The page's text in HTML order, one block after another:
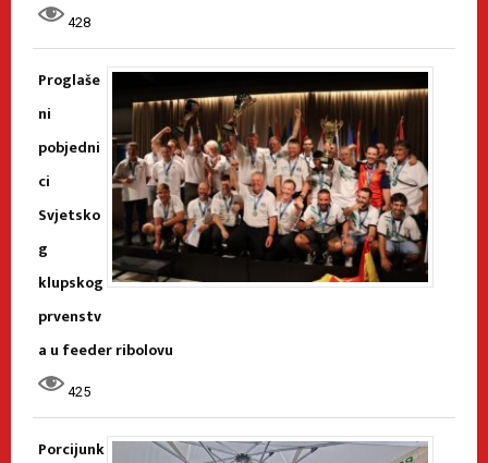
428
Proglaše
ni
pobjedni
ci
Svjetsko
g
klupskog
prvenstv
a u feeder ribolovu
425
Porcijunk